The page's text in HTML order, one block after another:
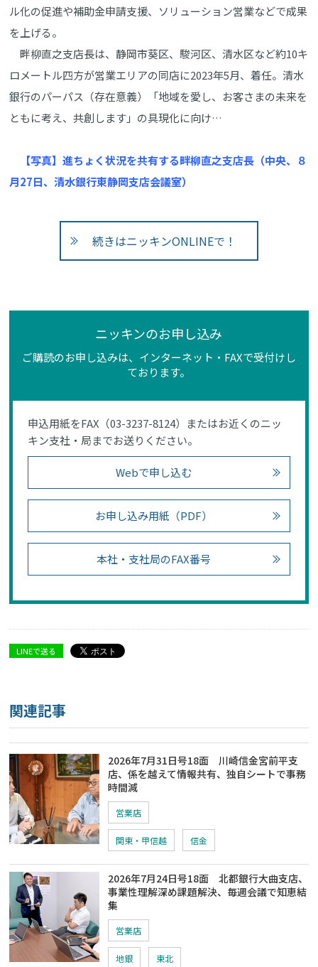
ル化の促進や補助金申請支援、ソリューション営業などで成果
を上げる。
畔柳直之支店長は、静岡市葵区、駿河区、清水区など約10キ
ロメートル四方が営業エリアの同店に2023年5月、着任。清水
銀行のパーパス（存在意義）「地域を愛し、お客さまの未来を
ともに考え、共創します」の具現化に向け…
【写真】進ちょく状況を共有する畔柳直之支店長（中央、８
月27日、清水銀行東静岡支店会議室）
続きはニッキンONLINEで！
ニッキンのお申し込み
ご購読のお申し込みは、インターネット・FAXで受付けし
ております。
申込用紙をFAX（03-3237-8124）またはお近くのニッ
キン支社・局までお送りください。
Webで申し込む
お申し込み用紙（PDF）
本社・支社局のFAX番号
LINEで送る
関連記事
2026年7月31日号18面 川崎信金宮前平支
店、係を越えて情報共有、独自シートで事務
時間減
営業店
関東・甲信越 信金
2026年7月24日号18面 北都銀行大曲支店、
事業性理解深め課題解決、毎週会議で知恵結
集
営業店
地銀 東北